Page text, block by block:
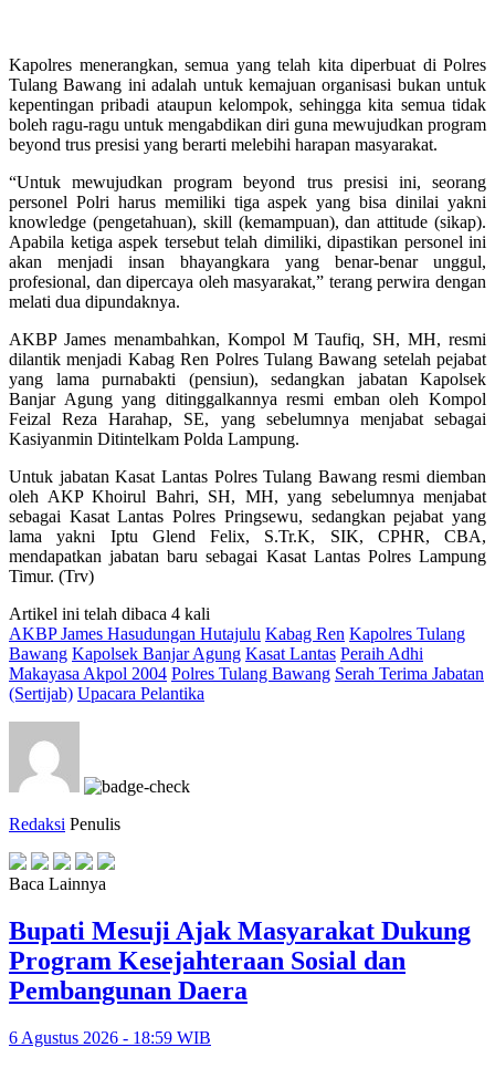
Kapolres menerangkan, semua yang telah kita diperbuat di Polres
Tulang Bawang ini adalah untuk kemajuan organisasi bukan untuk
kepentingan pribadi ataupun kelompok, sehingga kita semua tidak
boleh ragu-ragu untuk mengabdikan diri guna mewujudkan program
beyond trus presisi yang berarti melebihi harapan masyarakat.
“Untuk mewujudkan program beyond trus presisi ini, seorang
personel Polri harus memiliki tiga aspek yang bisa dinilai yakni
knowledge (pengetahuan), skill (kemampuan), dan attitude (sikap).
Apabila ketiga aspek tersebut telah dimiliki, dipastikan personel ini
akan menjadi insan bhayangkara yang benar-benar unggul,
profesional, dan dipercaya oleh masyarakat,” terang perwira dengan
melati dua dipundaknya.
AKBP James menambahkan, Kompol M Taufiq, SH, MH, resmi
dilantik menjadi Kabag Ren Polres Tulang Bawang setelah pejabat
yang lama purnabakti (pensiun), sedangkan jabatan Kapolsek
Banjar Agung yang ditinggalkannya resmi emban oleh Kompol
Feizal Reza Harahap, SE, yang sebelumnya menjabat sebagai
Kasiyanmin Ditintelkam Polda Lampung.
Untuk jabatan Kasat Lantas Polres Tulang Bawang resmi diemban
oleh AKP Khoirul Bahri, SH, MH, yang sebelumnya menjabat
sebagai Kasat Lantas Polres Pringsewu, sedangkan pejabat yang
lama yakni Iptu Glend Felix, S.Tr.K, SIK, CPHR, CBA,
mendapatkan jabatan baru sebagai Kasat Lantas Polres Lampung
Timur. (Trv)
Artikel ini telah dibaca 4 kali
AKBP James Hasudungan Hutajulu Kabag Ren Kapolres Tulang
Bawang Kapolsek Banjar Agung Kasat Lantas Peraih Adhi
Makayasa Akpol 2004 Polres Tulang Bawang Serah Terima Jabatan
(Sertijab) Upacara Pelantika
Redaksi Penulis
Baca Lainnya
Bupati Mesuji Ajak Masyarakat Dukung
Program Kesejahteraan Sosial dan
Pembangunan Daera
6 Agustus 2026 - 18:59 WIB